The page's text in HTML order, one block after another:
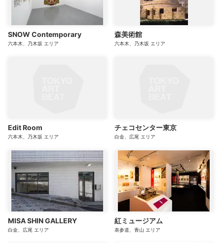
SNOW Contemporary
六本木、乃木坂 エリア
森美術館
六本木、乃木坂 エリア
Edit Room
六本木、乃木坂 エリア
チェコセンター東京
白金、広尾 エリア
MISA SHIN GALLERY
白金、広尾 エリア
紅ミュージアム
表参道、青山 エリア